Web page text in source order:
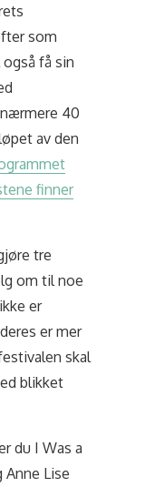
som
få sin
40
av den
finner
tre
om til noe
er
er mer
skal
blikket
du I Was a
Anne Lise